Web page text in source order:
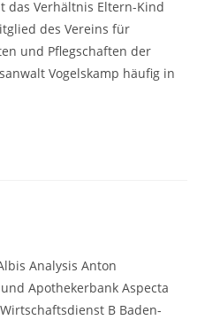
das Verhältnis Eltern-Kind
des Vereins für
und Pflegschaften der
Vogelskamp häufig in
Analysis Anton
Apothekerbank Aspecta
B Baden-